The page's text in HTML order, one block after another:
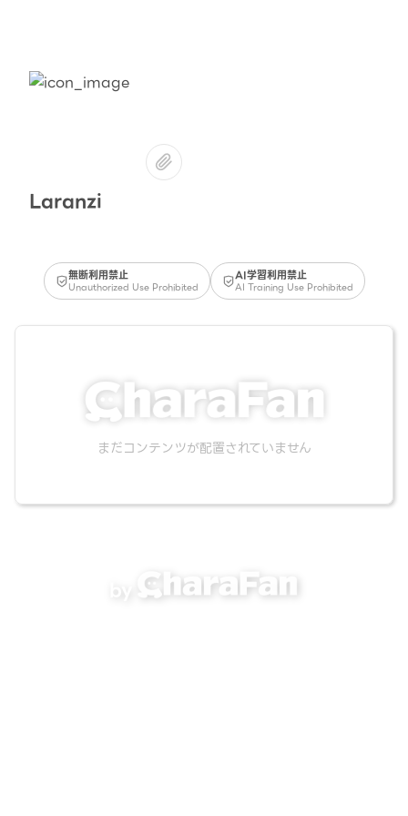
Laranzi
無断利用禁止
Unauthorized Use Prohibited
AI学習利用禁止
AI Training Use Prohibited
まだコンテンツが配置されていません